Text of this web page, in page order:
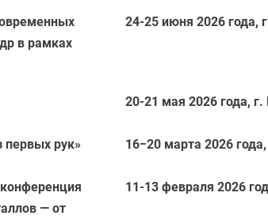
в рамках
24-25 июня 2026 года,
20-21 мая 2026 года, г.
первых рук» 16−20 марта 2026
— от
11-13 февраля 2026